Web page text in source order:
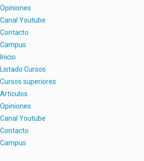
Opiniones
Canal Youtube
Contacto
Campus
Inicio
Listado Cursos
Cursos superiores
Artículos
Opiniones
Canal Youtube
Contacto
Campus